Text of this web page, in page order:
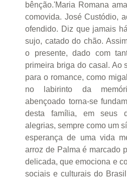
bênção.'Maria Romana
comovida. José Custódio,
ofendido. Diz que jamais
sujo, catado do chão.
o presente, dado com
primeira briga do casal. Ao
para o romance, como
no labirinto da
abençoado torna-se
desta família, em seus
alegrias, sempre como um
esperança de uma vida
arroz de Palma é marcado
delicada, que emociona e
sociais e culturais do